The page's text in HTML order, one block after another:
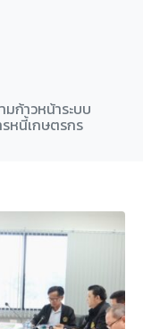
ก้าวหน้าระบบ
หนี้เกษตรกร